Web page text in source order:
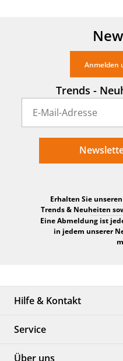
Anmelden
Trends -
Erhalten Sie
Trends & Neuheiten
Eine Abmeldung ist
in jedem unserer
Hilfe & Kontakt
Service
Über uns